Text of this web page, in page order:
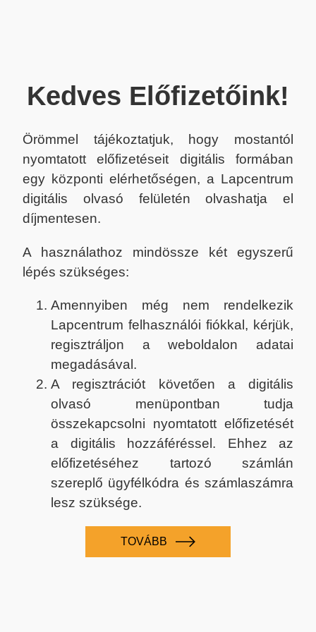
Kedves Előfizetőink!
Örömmel tájékoztatjuk, hogy mostantól
nyomtatott előfizetéseit digitális formában
egy központi elérhetőségen, a Lapcentrum
digitális olvasó felületén olvashatja el
díjmentesen.
A használathoz mindössze két egyszerű
lépés szükséges:
Amennyiben még nem rendelkezik
Lapcentrum felhasználói fiókkal, kérjük,
regisztráljon a weboldalon adatai
megadásával.
A regisztrációt követően a digitális
olvasó menüpontban tudja
összekapcsolni nyomtatott előfizetését
a digitális hozzáféréssel. Ehhez az
előfizetéséhez tartozó számlán
szereplő ügyfélkódra és számlaszámra
lesz szüksége.
TOVÁBB